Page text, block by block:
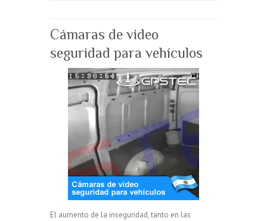
Cámaras de video
seguridad para vehículos
El aumento de la inseguridad, tanto en las